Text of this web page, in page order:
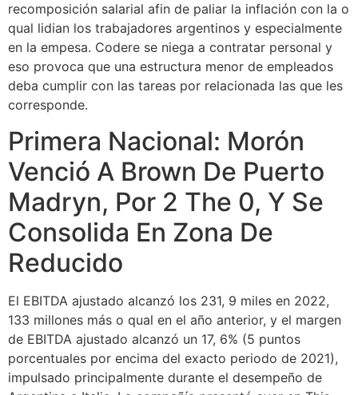
recomposición salarial afin de paliar la inflación con la o
qual lidian los trabajadores argentinos y especialmente
en la empesa. Codere se niega a contratar personal y
eso provoca que una estructura menor de empleados
deba cumplir con las tareas por relacionada las que les
corresponde.
Primera Nacional: Morón
Venció A Brown De Puerto
Madryn, Por 2 The 0, Y Se
Consolida En Zona De
Reducido
El EBITDA ajustado alcanzó los 231, 9 miles en 2022,
133 millones más o qual en el año anterior, y el margen
de EBITDA ajustado alcanzó un 17, 6% (5 puntos
porcentuales por encima del exacto periodo de 2021),
impulsado principalmente durante el desempeño de